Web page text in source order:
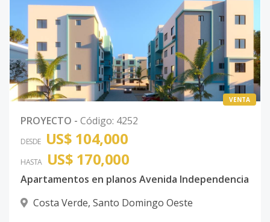
VENTA
PROYECTO - Código: 4252
DESDE US$ 104,000
HASTA US$ 170,000
Apartamentos en planos Avenida Independencia
Costa Verde, Santo Domingo Oeste